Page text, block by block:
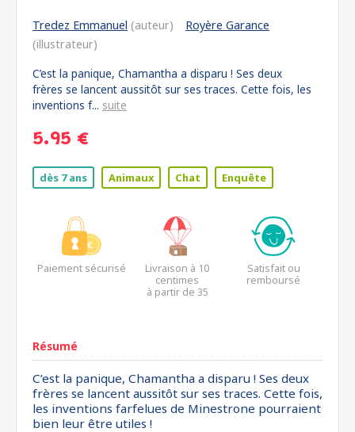
Tredez Emmanuel (auteur)
Royère Garance
(illustrateur)
C’est la panique, Chamantha a disparu ! Ses deux
frères se lancent aussitôt sur ses traces. Cette fois, les
inventions f... suite
5.95 €
dès 7 ans Animaux Chat Enquête
Paiement sécurisé
Livraison à 10
centimes
à partir de 35
Satisfait ou
remboursé
Résumé
C’est la panique, Chamantha a disparu ! Ses deux
frères se lancent aussitôt sur ses traces. Cette fois,
les inventions farfelues de Minestrone pourraient
bien leur être utiles !